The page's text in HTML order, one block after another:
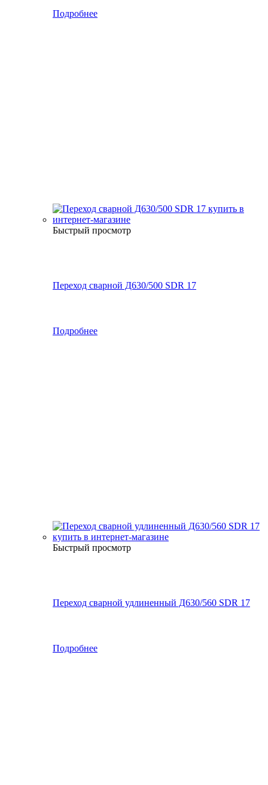
Подробнее
Быстрый просмотр
Переход сварной Д630/500 SDR 17
Подробнее
Быстрый просмотр
Переход сварной удлиненный Д630/560 SDR 17
Подробнее